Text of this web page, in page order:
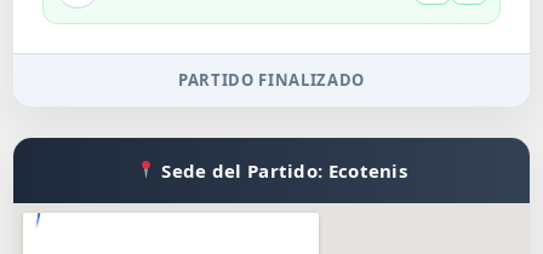
PARTIDO FINALIZADO
Sede del Partido: Ecotenis